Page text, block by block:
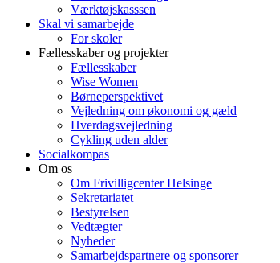
Værktøjskasssen
Skal vi samarbejde
For skoler
Fællesskaber og projekter
Fællesskaber
Wise Women
Børneperspektivet
Vejledning om økonomi og gæld
Hverdagsvejledning
Cykling uden alder
Socialkompas
Om os
Om Frivilligcenter Helsinge
Sekretariatet
Bestyrelsen
Vedtægter
Nyheder
Samarbejdspartnere og sponsorer